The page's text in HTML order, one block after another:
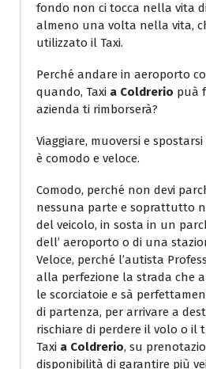
fondo non ci tocca nella vita
almeno una volta nella vita,
utilizzato il Taxi.
Perché andare in aeroporto
quando, Taxi a Coldrerio puà
azienda ti rimborserà?
Viaggiare, muoversi e
è comodo e veloce.
Comodo, perché non devi
nessuna parte e soprattutto
del veicolo, in sosta in un
dell’ aeroporto o di una
Veloce, perché l’autista
alla perfezione la strada che
le scorciatoie e sà
di partenza, per arrivare a
rischiare di perdere il volo o il
Taxi a Coldrerio, su
disponibilità di garantire più